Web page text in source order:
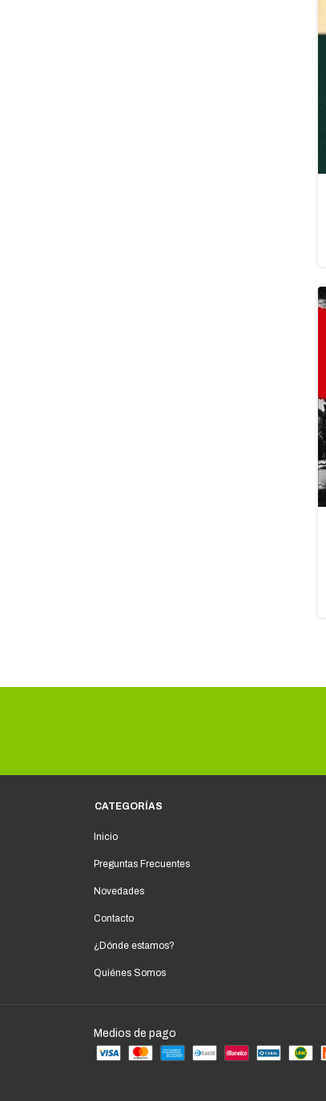
CATEGORÍAS
Inicio
Preguntas Frecuentes
Novedades
Contacto
¿Dónde estamos?
Quiénes Somos
Medios de pago